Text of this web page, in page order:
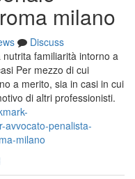
milano
Discuss
familiarità intorno a
Per mezzo di cui
a merito, sia in casi in cui
di altri professionisti.
avvocato-penalista-
milano